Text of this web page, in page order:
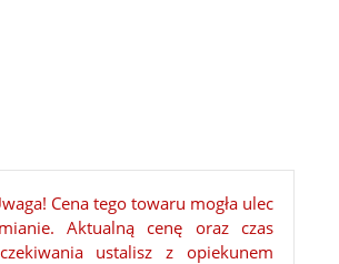
Cena tego towaru mogła ulec
Aktualną cenę oraz czas
ustalisz z opiekunem